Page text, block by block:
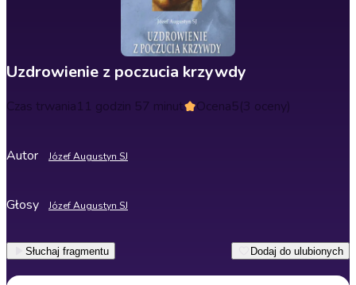
Uzdrowienie z poczucia krzywdy
Czas trwania11 godzin 57 minut Ocena5(3 oceny)
Autor Józef Augustyn SJ
Głosy Józef Augustyn SJ
Słuchaj fragmentu Dodaj do ulubionych